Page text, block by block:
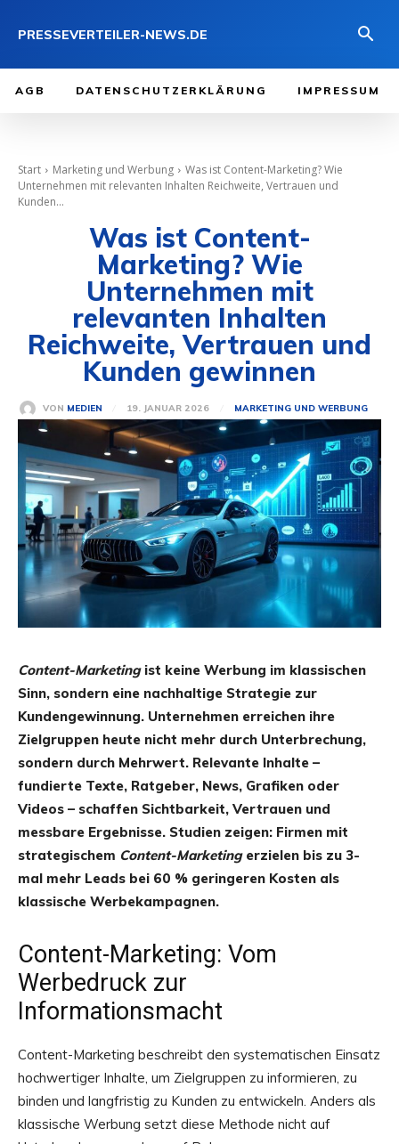
PRESSEVERTEILER-NEWS.DE
AGB DATENSCHUTZERKLÄRUNG IMPRESSUM
Start Marketing und Werbung
Was ist Content-Marketing? Wie
Unternehmen mit relevanten Inhalten Reichweite, Vertrauen und
Kunden...
Was ist Content-
Marketing? Wie
Unternehmen mit
relevanten Inhalten
Reichweite, Vertrauen und
Kunden gewinnen
VON MEDIEN 19. JANUAR 2026 MARKETING UND WERBUNG
Content-Marketingist keine Werbung im klassischen
Sinn, sondern eine nachhaltige Strategie zur
Kundengewinnung. Unternehmen erreichen ihre
Zielgruppen heute nicht mehr durch Unterbrechung,
sondern durch Mehrwert. Relevante Inhalte –
fundierte Texte, Ratgeber, News, Grafiken oder
Videos – schaffen Sichtbarkeit, Vertrauen und
messbare Ergebnisse. Studien zeigen: Firmen mit
strategischem Content-Marketingerzielen bis zu 3-
mal mehr Leads bei 60 % geringeren Kosten als
klassische Werbekampagnen.
Content-Marketing: Vom
Werbedruck zur
Informationsmacht
Content-Marketing beschreibt den systematischen Einsatz
hochwertiger Inhalte, um Zielgruppen zu informieren, zu
binden und langfristig zu Kunden zu entwickeln. Anders als
klassische Werbung setzt diese Methode nicht auf